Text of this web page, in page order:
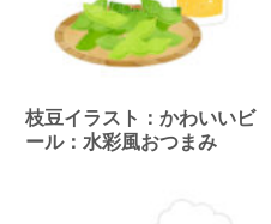
枝豆イラスト：かわいいビ
ール：水彩風おつまみ